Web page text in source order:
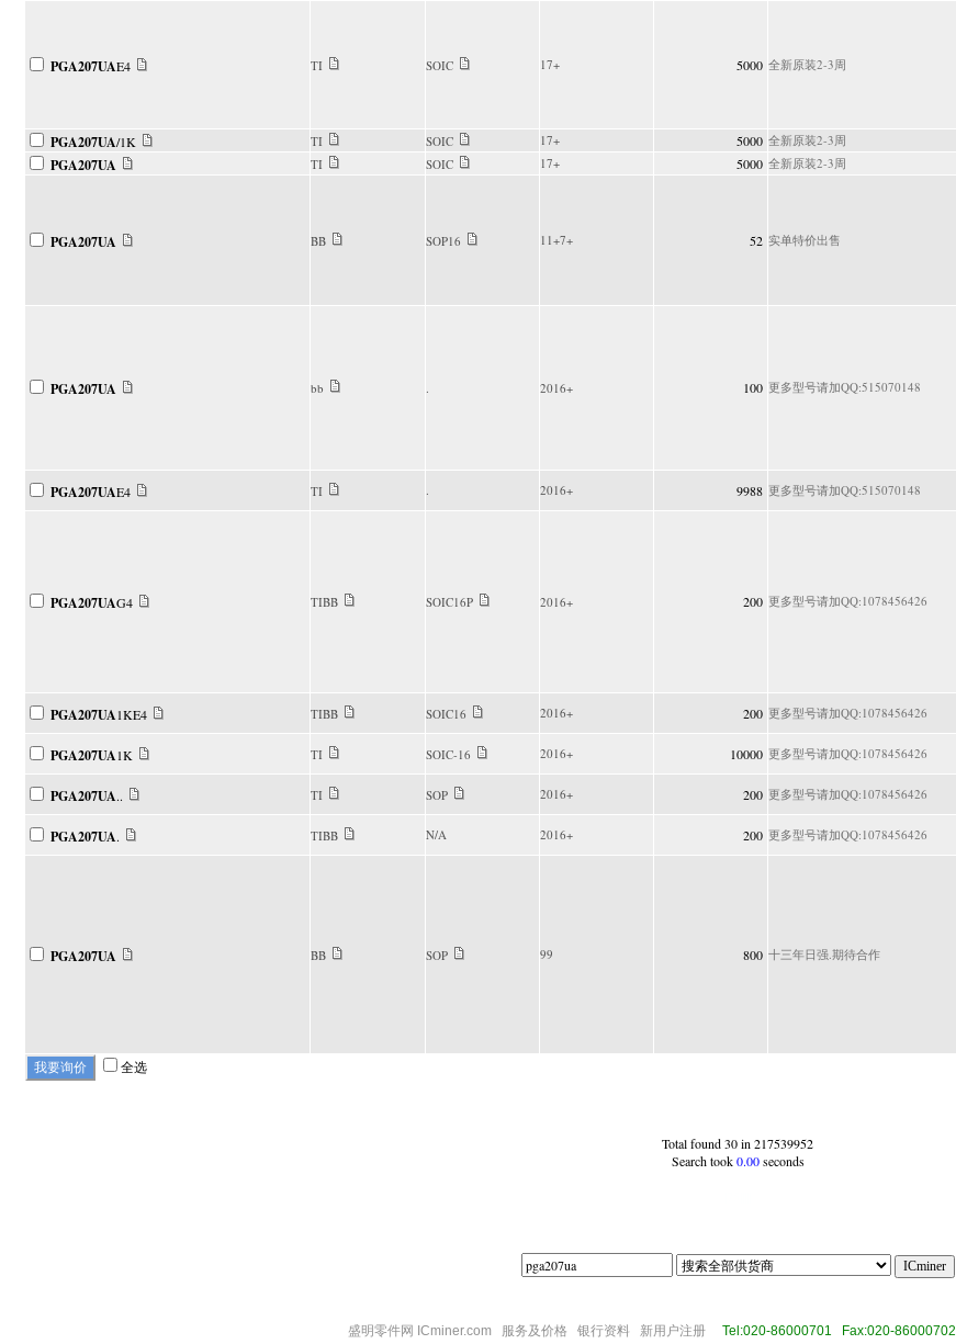
PGA207UAE4 TI SOIC 17+ 5000 全新原装2-3周
PGA207UA/1K TI SOIC 17+ 5000 全新原装2-3周
PGA207UA TI SOIC 17+ 5000 全新原装2-3周
PGA207UA BB SOP16 11+7+ 52 实单特价出售
PGA207UA bb . 2016+ 100 更多型号请加QQ:515070148
PGA207UAE4 TI . 2016+ 9988 更多型号请加QQ:515070148
PGA207UAG4 TIBB SOIC16P 2016+ 200 更多型号请加QQ:1078456426
PGA207UA1KE4 TIBB SOIC16 2016+ 200 更多型号请加QQ:1078456426
PGA207UA1K TI SOIC-16 2016+ 10000 更多型号请加QQ:1078456426
PGA207UA.. TI SOP 2016+ 200 更多型号请加QQ:1078456426
PGA207UA. TIBB N/A 2016+ 200 更多型号请加QQ:1078456426
PGA207UA BB SOP 99 800 十三年日强.期待合作
全选
Total found 30 in 217539952
Search took0.00seconds
盛明零件网 ICminer.com 服务及价格 银行资料 新用户注册 Tel:020-86000701 Fax:020-86000702